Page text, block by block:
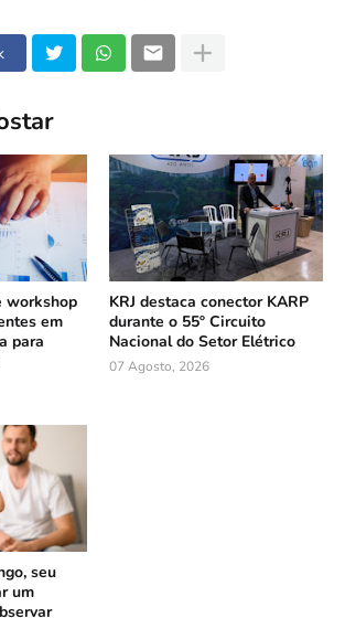
workshop
em
para
KRJ destaca conector KARP
durante o 55º Circuito
Nacional do Setor Elétrico
07 Agosto, 2026
seu
um